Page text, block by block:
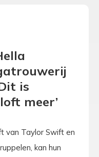
is
meer’
van Taylor Swift en
kan hun